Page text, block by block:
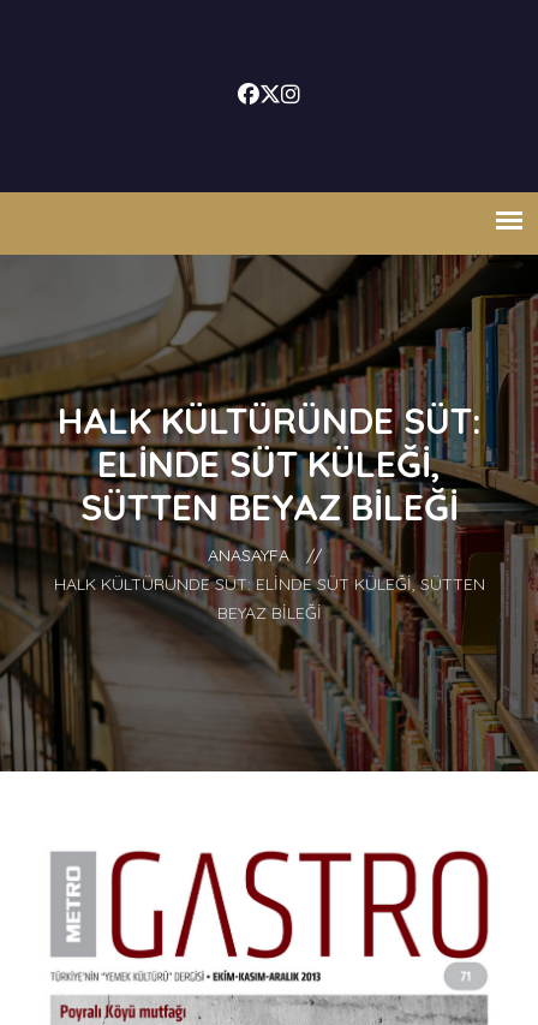
HALK KÜLTÜRÜNDE SÜT:
ELINDE SÜT KÜLEĞI,
SÜTTEN BEYAZ BILEĞI
ANASAYFA //
HALK KÜLTÜRÜNDE SÜT: ELINDE SÜT KÜLEĞI, SÜTTEN
BEYAZ BILEĞI